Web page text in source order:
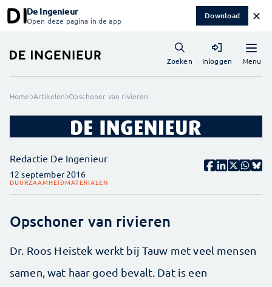
De Ingenieur
Open deze pagina in de app Download ✕
Menu
Zoeken Inloggen
Home Artikelen Opschoner van rivieren
Redactie De Ingenieur
12 september 2016
DUURZAAMHEIDMATERIALEN
Opschoner van rivieren
Dr. Roos Heistek werkt bij Tauw met veel mensen
samen, wat haar goed bevalt. Dat is een